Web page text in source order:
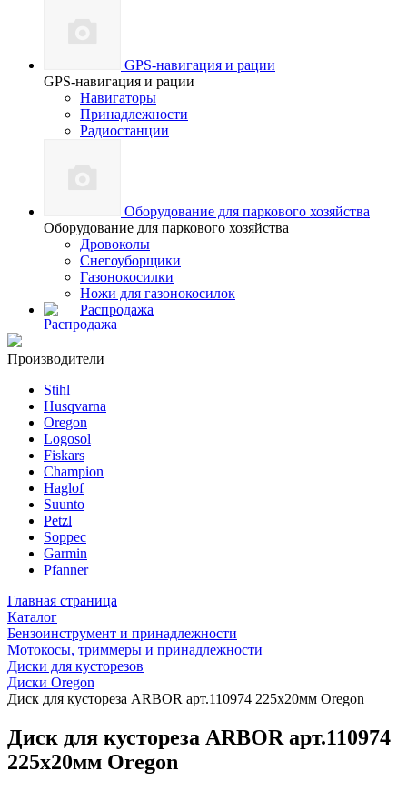
GPS-навигация и рации
GPS-навигация и рации
Навигаторы
Принадлежности
Радиостанции
Оборудование для паркового хозяйства
Оборудование для паркового хозяйства
Дровоколы
Снегоуборщики
Газонокосилки
Ножи для газонокосилок
Распродажа
Производители
Stihl
Husqvarna
Oregon
Logosol
Fiskars
Champion
Haglof
Suunto
Petzl
Soppec
Garmin
Pfanner
Главная страница
Каталог
Бензоинструмент и принадлежности
Мотокосы, триммеры и принадлежности
Диски для кусторезов
Диски Oregon
Диск для кустореза ARBOR арт.110974 225x20мм Oregon
Диск для кустореза ARBOR арт.110974
225x20мм Oregon